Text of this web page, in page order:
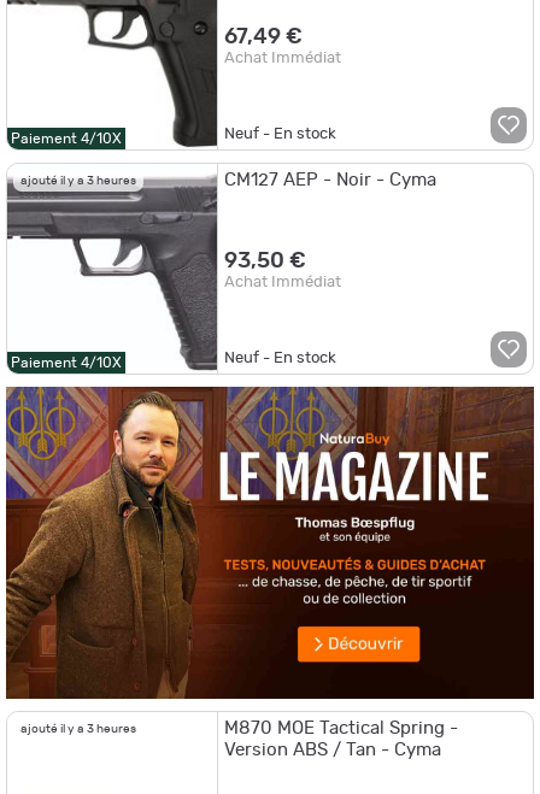
Paiement 4/10X
67,49 €
Achat Immédiat
Neuf - En stock
ajouté il y a 3 heures
Paiement 4/10X
CM127 AEP - Noir - Cyma
93,50 €
Achat Immédiat
Neuf - En stock
ajouté il y a 3 heures
M870 MOE Tactical Spring -
Version ABS / Tan - Cyma